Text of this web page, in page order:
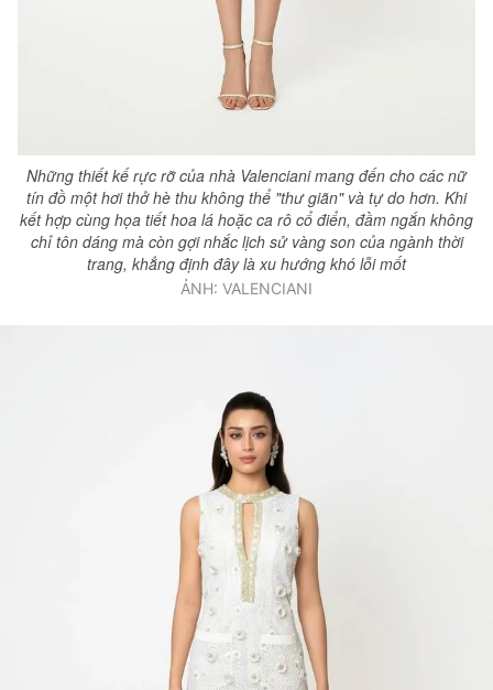
Những thiết kế rực rỡ của nhà Valenciani mang đến cho các nữ
tín đồ một hơi thở hè thu không thể "thư giãn" và tự do hơn. Khi
kết hợp cùng họa tiết hoa lá hoặc ca rô cổ điển, đầm ngắn không
chỉ tôn dáng mà còn gợi nhắc lịch sử vàng son của ngành thời
trang, khẳng định đây là xu hướng khó lỗi mốt
ẢNH: VALENCIANI